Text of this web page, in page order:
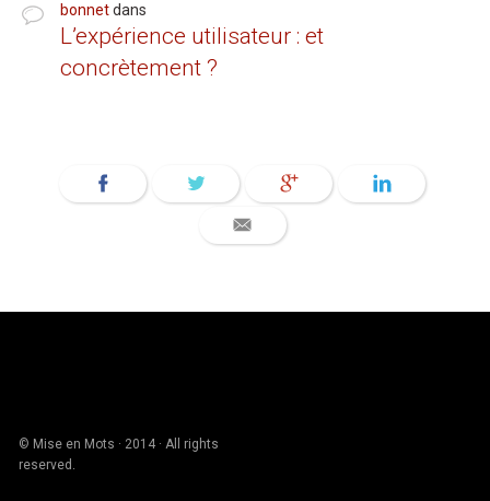
bonnetdans
L’expérience utilisateur : et
concrètement ?
© Mise en Mots · 2014 · All rights
reserved.